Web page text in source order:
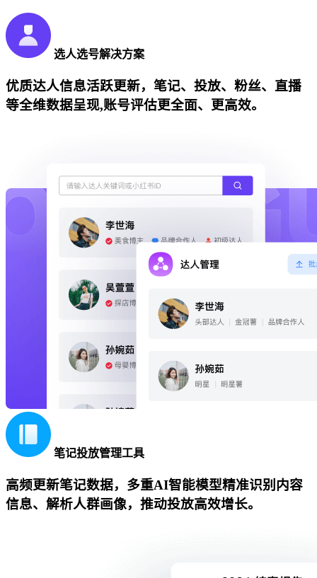
选人选号解决方案
优质达人信息活跃更新，笔记、投放、粉丝、直播
等全维数据呈现,账号评估更全面、更高效。
笔记投放管理工具
高频更新笔记数据，多重AI智能模型精准识别内容
信息、解析人群画像，推动投放高效增长。